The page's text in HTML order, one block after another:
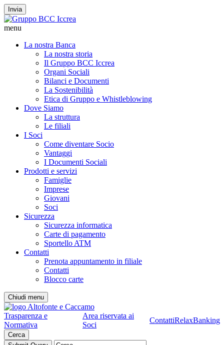
Invia
menu
La nostra Banca
La nostra storia
Il Gruppo BCC Iccrea
Organi Sociali
Bilanci e Documenti
La Sostenibilità
Etica di Gruppo e Whistleblowing
Dove Siamo
La struttura
Le filiali
I Soci
Come diventare Socio
Vantaggi
I Documenti Sociali
Prodotti e servizi
Famiglie
Imprese
Giovani
Soci
Sicurezza
Sicurezza informatica
Carte di pagamento
Sportello ATM
Contatti
Prenota appuntamento in filiale
Contatti
Blocco carte
Chiudi menu
Trasparenza e
Normativa
Area riservata ai
Soci
ContattiRelaxBanking
Cerca